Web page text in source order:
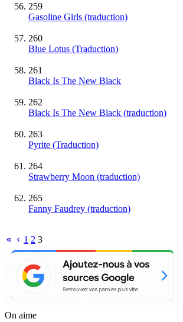
259
Gasoline Girls (traduction)
260
Blue Lotus (Traduction)
261
Black Is The New Black
262
Black Is The New Black (traduction)
263
Pyrite (Traduction)
264
Strawberry Moon (traduction)
265
Fanny Faudrey (traduction)
1 2 3
On aime